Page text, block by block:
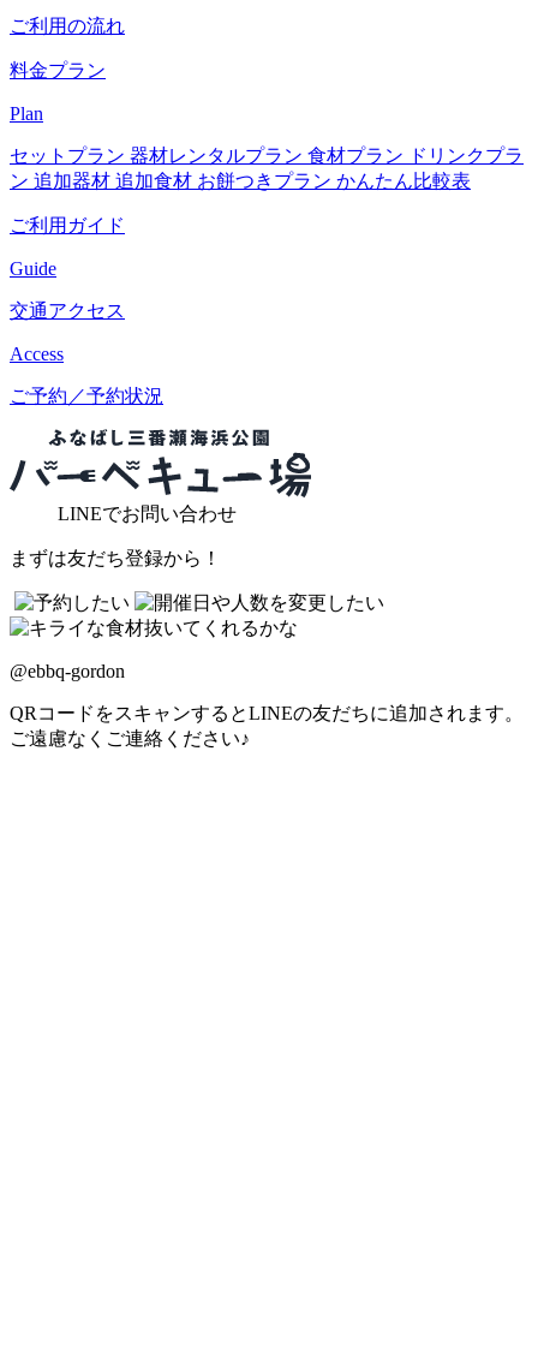
ご利用の流れ
料金プラン
Plan
セットプラン 器材レンタルプラン 食材プラン ドリンクプラ
ン 追加器材 追加食材 お餅つきプラン かんたん比較表
ご利用ガイド
Guide
交通アクセス
Access
ご予約／予約状況
LINEでお問い合わせ
まずは友だち登録から！
@ebbq-gordon
QRコードをスキャンするとLINEの友だちに追加されます。
ご遠慮なくご連絡ください♪